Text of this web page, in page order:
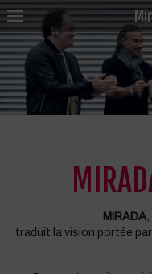
MIRADA,
traduit la vision portée